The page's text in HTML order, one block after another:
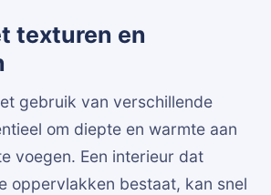
texturen en
gebruik van verschillende
om diepte en warmte aan
voegen. Een interieur dat
oppervlakken bestaat, kan snel